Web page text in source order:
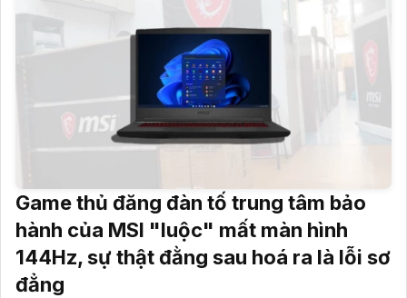
Game thủ đăng đàn tố trung tâm bảo
hành của MSI "luộc" mất màn hình
144Hz, sự thật đằng sau hoá ra là lỗi sơ
đẳng